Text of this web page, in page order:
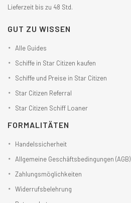
Lieferzeit bis zu 48 Std.
GUT ZU WISSEN
Alle Guides
Schiffe in Star Citizen kaufen
Schiffe und Preise in Star Citizen
Star Citizen Referral
Star Citizen Schiff Loaner
FORMALITÄTEN
Handelssicherheit
Allgemeine Geschäftsbedingungen (AGB)
Zahlungsmöglichkeiten
Widerrufsbelehrung